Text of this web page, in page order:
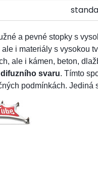
a pevné stopky s
i materiály s vysokou
ale i kámen, beton,
difuzního svaru. Tímto
podmínkách. Jediná